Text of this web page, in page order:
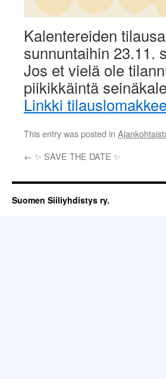
Kalentereiden
sunnuntaihin 23.11.
Jos et vielä ole
piikikkäintä
Linkki
This entry was posted in
← ✨ SAVE THE DATE ✨
Suomen Siiliyhdistys ry.